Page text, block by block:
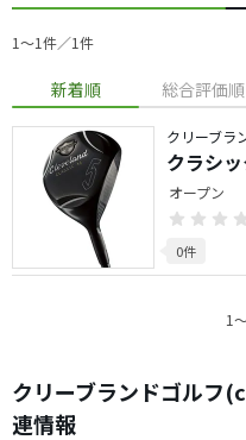
1〜1件／1件
新着順 総合評価順
クリーブラ
クラシ
オープン
0件
1
クリーブランドゴルフ
連情報